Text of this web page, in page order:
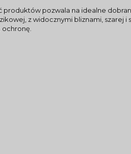
produktów pozwala na idealne
z widocznymi bliznami, szarej i